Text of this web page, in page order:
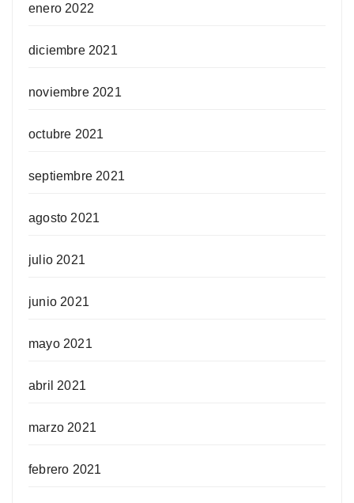
enero 2022
diciembre 2021
noviembre 2021
octubre 2021
septiembre 2021
agosto 2021
julio 2021
junio 2021
mayo 2021
abril 2021
marzo 2021
febrero 2021